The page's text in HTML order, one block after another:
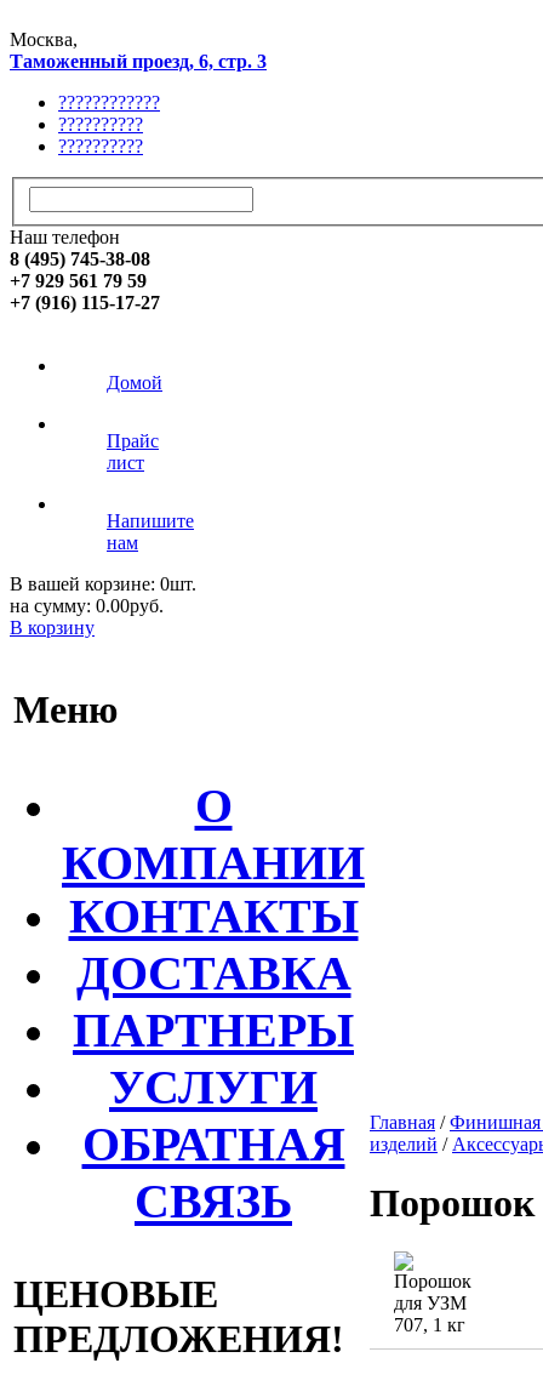
Москва,
Таможенный проезд, 6, стр. 3
????????????
??????????
??????????
Наш телефон
8 (495) 745-38-08
+7 929 561 79 59
+7 (916) 115-17-27
Домой
Прайс
лист
Напишите
нам
В вашей корзине: 0шт.
на сумму: 0.00руб.
В корзину
Меню
О
КОМПАНИИ
КОНТАКТЫ
ДОСТАВКА
ПАРТНЕРЫ
УСЛУГИ
ОБРАТНАЯ
СВЯЗЬ
ЦЕНОВЫЕ
ПРЕДЛОЖЕНИЯ!
Главная /Финишная
изделий /
Порошок